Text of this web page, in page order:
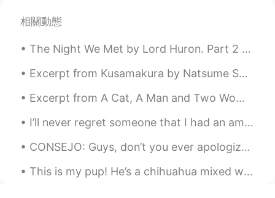
mujer yo valgo mas y no necesito que un
hombre me trate como basura. Esta
Luis Enrique Rus
He visto muchas quejas sobre esto y la
quieren aprender un idioma o hacer
amistades sinceras.
Felix Daniel 2020.07.23 04:51
EN
相關動態
The Night We Met by Lord Huron. Part 2 of 2. I don't know what I'm supposed to do Haunted by ...
Excerpt from Kusamakura by Natsume Soseki. Thus, beneath the derision evident in her features, ...
Excerpt from A Cat, A Man and Two Women by Jun'ichirō Tanizaki. Translated by Paul McCarthy. H...
I’ll never regret someone that I had an amazing time and experience with. Even if we fall off. Yo...
CONSEJO: Guys, don’t you ever apologize for making mistakes when learning a new language. Don’t y...
This is my pup! He’s a chihuahua mixed with a dachshund (weener dog). They call these dogs Chiwee...